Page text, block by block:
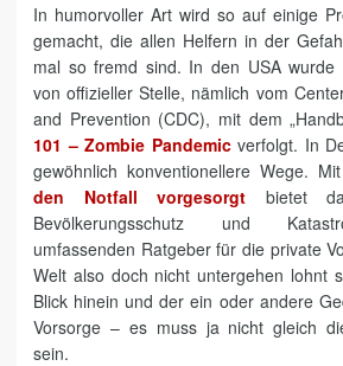
In humorvoller Art wird so auf einige
gemacht, die allen Helfern in der
mal so fremd sind. In den USA wurde
von offizieller Stelle, nämlich vom
and Prevention (CDC), mit dem
101 – Zombie Pandemicverfolgt. In
gewöhnlich konventionellere Wege.
den Notfall vorgesorgt bietet
Bevölkerungsschutz und
umfassenden Ratgeber für die private
Welt also doch nicht untergehen lohnt
Blick hinein und der ein oder andere
Vorsorge – es muss ja nicht gleich
sein.